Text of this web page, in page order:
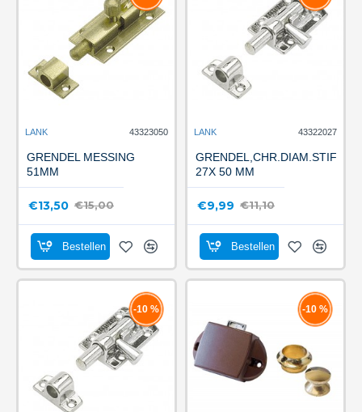
LANK 43323050
GRENDEL MESSING
51MM
€13,50 €15,00
Bestellen
LANK 43322027
GRENDEL,CHR.DIAM.STIF
27X 50 MM
€9,99 €11,10
Bestellen
-10 % -10 %